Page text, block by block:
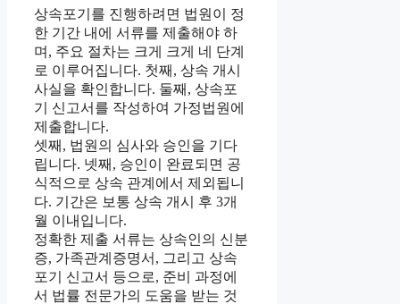
상속포기를 진행하려면 법원이 정
한 기간 내에 서류를 제출해야 하
며, 주요 절차는 크게 크게 네 단계
로 이루어집니다. 첫째, 상속 개시
사실을 확인합니다. 둘째, 상속포
기 신고서를 작성하여 가정법원에
제출합니다.
셋째, 법원의 심사와 승인을 기다
립니다. 넷째, 승인이 완료되면 공
식적으로 상속 관계에서 제외됩니
다. 기간은 보통 상속 개시 후 3개
월 이내입니다.
정확한 제출 서류는 상속인의 신분
증, 가족관계증명서, 그리고 상속
포기 신고서 등으로, 준비 과정에
서 법률 전문가의 도움을 받는 것